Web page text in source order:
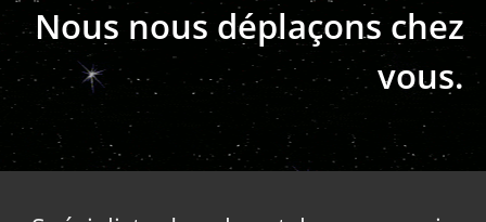
Nous nous déplaçons chez
vous.